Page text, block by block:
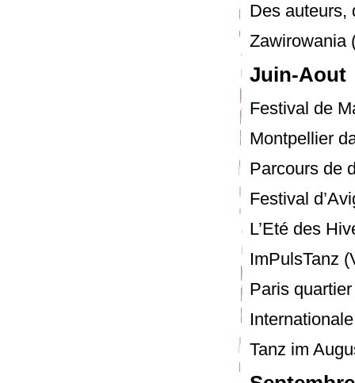
Des auteurs,
Zawirowania
Juin-Aout
Festival de
Montpellier
Parcours de
Festival
L’Eté des
ImPulsTanz
Paris
Tanz im